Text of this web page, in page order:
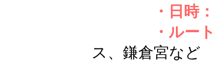
・日時：
・ルート
ス、鎌倉宮など